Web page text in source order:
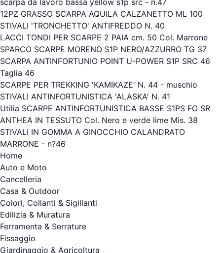
12PZ GRASSO SCARPA AQUILA CALZANETTO ML 100
STIVALI 'TRONCHETTO' ANTIFREDDO N. 40
LACCI TONDI PER SCARPE 2 PAIA cm. 50 Col. Marrone
SPARCO SCARPE MORENO S1P NERO/AZZURRO TG 37
SCARPA ANTINFORTUNIO POINT U-POWER S1P SRC 46
Taglia 46
SCARPE PER TREKKING 'KAMIKAZE' N. 44 - muschio
STIVALI ANTINFORTUNISTICA 'ALASKA' N. 41
Utilia SCARPE ANTINFORTUNISTICA BASSE S1PS FO SR
ANTHEA IN TESSUTO Col. Nero e verde lime Mis. 38
STIVALI IN GOMMA A GINOCCHIO CALANDRATO
MARRONE - n?46
Home
Auto e Moto
Cancelleria
Casa & Outdoor
Colori, Collanti & Sigillanti
Edilizia & Muratura
Ferramenta & Serrature
Fissaggio
Giardinaggio & Agricoltura